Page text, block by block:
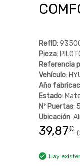
RefID:
Pieza:
Referencia
Vehículo:
Año
Estado:
Nº Puertas: 5
Ubicación:
39,87€
Hay